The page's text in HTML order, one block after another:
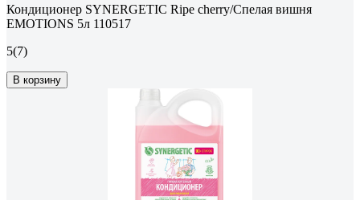
Кондиционер SYNERGETIC Ripe cherry/Спелая вишня
EMOTIONS 5л 110517
5(7)
В корзину